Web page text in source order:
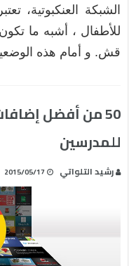
الشبكة العنكبوتية،
للأطفال ، أشبه ما
قش. و أمام هذه
50 من أفضل
للمدرسين
رشيد التلواتي 2015/05/17